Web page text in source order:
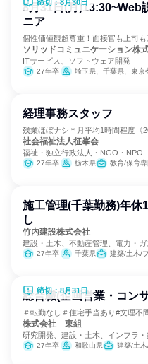
締切：8月30日
8月31日(月
ニア
個性価値観超尊重！面接官も上司
ソリッドコミュニケーション株
ITサービス、ソフトウェア開発
27年卒 埼玉県、千葉県、東京都、
経理事務スタッフ
残業ほぼナシ＊月平均1時間程度《
社会福祉法人征峯会
福祉・独立行政法人・NGO・NPO
27年卒 栃木県 教育/保育専
施工管理(千葉勤務)年休
し
竹内建設株式会社
建設・土木、不動産管理、電力・
27年卒 千葉県 建築/土木/
締切：8月31日
総合職(企画営業・コン
＃転勤なし＃住宅手当あり#文理不
株式会社 東組
研究開発、建設・土木、インフラ・
27年卒 和歌山県 建築/土